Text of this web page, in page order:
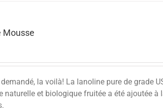
Mousse
la voilà! La lanoline pure de grade
naturelle et biologique fruitée a été ajoutée